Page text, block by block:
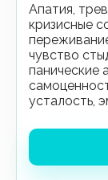
апатия, тревожность, взаимоотношения,
кризисные
чувство
панические
усталость,